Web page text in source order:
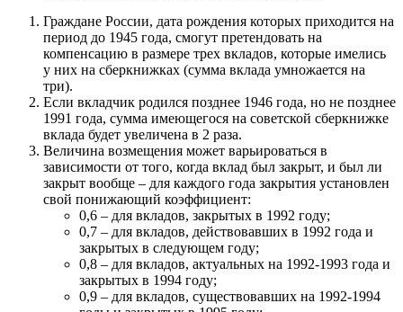
Граждане России, дата рождения которых приходится на
период до 1945 года, смогут претендовать на
компенсацию в размере трех вкладов, которые имелись
у них на сберкнижках (сумма вклада умножается на
три).
Если вкладчик родился позднее 1946 года, но не позднее
1991 года, сумма имеющегося на советской сберкнижке
вклада будет увеличена в 2 раза.
Величина возмещения может варьироваться в
зависимости от того, когда вклад был закрыт, и был ли
закрыт вообще – для каждого года закрытия установлен
свой понижающий коэффициент:
0,6 – для вкладов, закрытых в 1992 году;
0,7 – для вкладов, действовавших в 1992 года и
закрытых в следующем году;
0,8 – для вкладов, актуальных на 1992-1993 года и
закрытых в 1994 году;
0,9 – для вкладов, существовавших на 1992-1994